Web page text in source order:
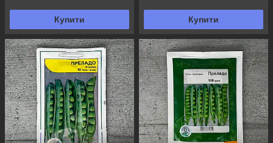
Купити Купити